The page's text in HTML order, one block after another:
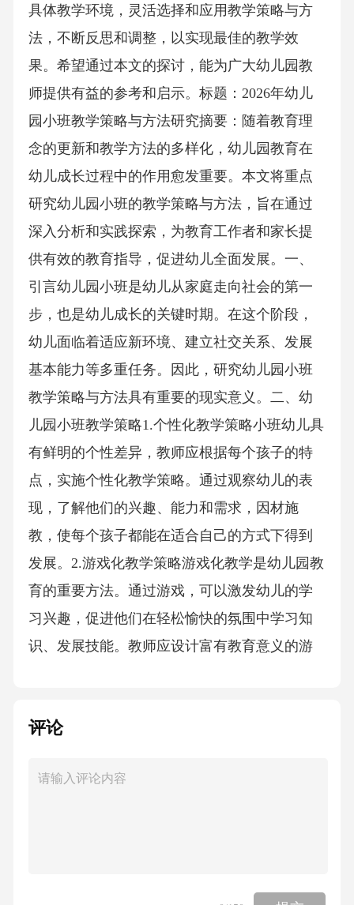
具体教学环境，灵活选择和应用教学策略与方
法，不断反思和调整，以实现最佳的教学效
果。希望通过本文的探讨，能为广大幼儿园教
师提供有益的参考和启示。标题：2026年幼儿
园小班教学策略与方法研究摘要：随着教育理
念的更新和教学方法的多样化，幼儿园教育在
幼儿成长过程中的作用愈发重要。本文将重点
研究幼儿园小班的教学策略与方法，旨在通过
深入分析和实践探索，为教育工作者和家长提
供有效的教育指导，促进幼儿全面发展。一、
引言幼儿园小班是幼儿从家庭走向社会的第一
步，也是幼儿成长的关键时期。在这个阶段，
幼儿面临着适应新环境、建立社交关系、发展
基本能力等多重任务。因此，研究幼儿园小班
教学策略与方法具有重要的现实意义。二、幼
儿园小班教学策略1.个性化教学策略小班幼儿具
有鲜明的个性差异，教师应根据每个孩子的特
点，实施个性化教学策略。通过观察幼儿的表
现，了解他们的兴趣、能力和需求，因材施
教，使每个孩子都能在适合自己的方式下得到
发展。2.游戏化教学策略游戏化教学是幼儿园教
育的重要方法。通过游戏，可以激发幼儿的学
习兴趣，促进他们在轻松愉快的氛围中学习知
识、发展技能。教师应设计富有教育意义的游
指导家长参与幼儿的学习过程，通过亲子互
孩子共同阅读、游戏、探索等，促进幼儿情
问、引导等方式，启发幼儿思考、发现、解决
评论